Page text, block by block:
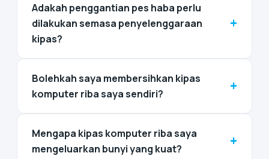
Adakah penggantian pes haba perlu
dilakukan semasa penyelenggaraan
kipas?
+
Bolehkah saya membersihkan kipas
komputer riba saya sendiri?
+
Mengapa kipas komputer riba saya
mengeluarkan bunyi yang kuat?
+